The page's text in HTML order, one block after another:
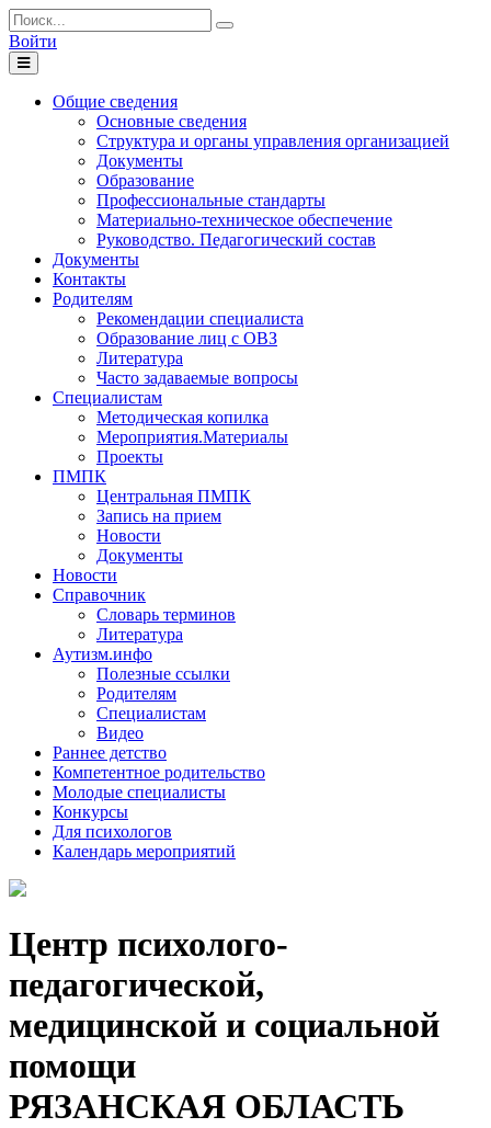
Войти
Toggle
navigation
Общие сведения
Основные сведения
Структура и органы управления организацией
Документы
Образование
Профессиональные стандарты
Материально-техническое обеспечение
Руководство. Педагогический состав
Документы
Контакты
Родителям
Рекомендации специалиста
Образование лиц с ОВЗ
Литература
Часто задаваемые вопросы
Специалистам
Методическая копилка
Мероприятия.Материалы
Проекты
ПМПК
Центральная ПМПК
Запись на прием
Новости
Документы
Новости
Справочник
Словарь терминов
Литература
Аутизм.инфо
Полезные ссылки
Родителям
Специалистам
Видео
Раннее детство
Компетентное родительство
Молодые специалисты
Конкурсы
Для психологов
Календарь мероприятий
Центр психолого-
педагогической,
медицинской и социальной
помощи
РЯЗАНСКАЯ ОБЛАСТЬ